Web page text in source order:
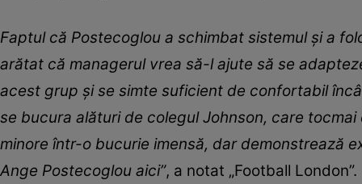
Faptul că Postecoglou a schimbat sistemul și a
arătat că managerul vrea să-l ajute să se
acest grup și se simte suficient de confortabil
se bucura alături de colegul Johnson, care
minore într-o bucurie imensă, dar demonstrează
Ange Postecoglou aici”, a notat „Football London”.